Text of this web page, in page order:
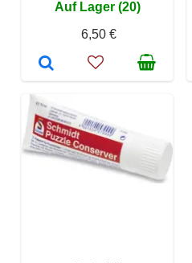
Auf Lager (20)
6,50 €